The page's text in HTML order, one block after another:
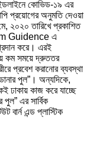
কোভিড-১৯ এর
প্রয়োগের অনুমতি দেওয়া
২০২০ তারিখে প্রকাশিত
Guidence এ
প্রদান করে। এরই
কম সময়ে দ্রুততর
প্রবেশ করানোর ব্যবস্থা
পুল”। অন্যদিকে,
ঢাকায় কাজ করে যাচ্ছে
পুল” এর সার্বিক
বার্ন এন্ড প্লাস্টিক